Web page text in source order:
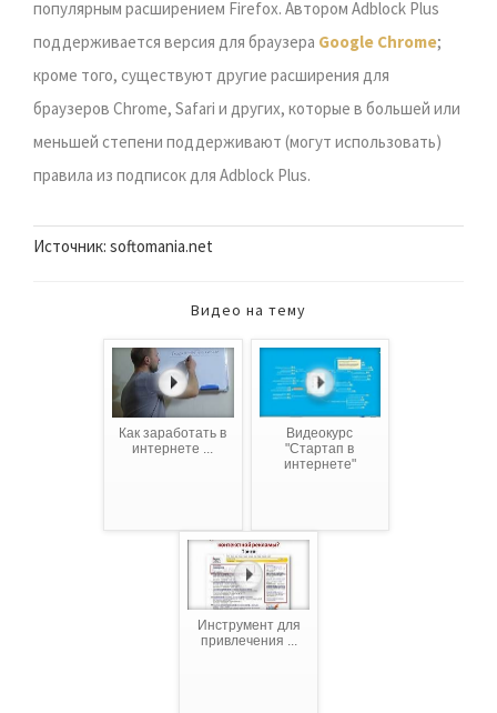
популярным расширением Firefox. Автором Adblock Plus
поддерживается версия для браузера Google Chrome;
кроме того, существуют другие расширения для
браузеров Chrome, Safari и других, которые в большей или
меньшей степени поддерживают (могут использовать)
правила из подписок для Adblock Plus.
Источник: softomania.net
Видео на тему
Как заработать в
интернете ...
Видеокурс
"Cтартап в
интернете"
Инструмент для
привлечения ...